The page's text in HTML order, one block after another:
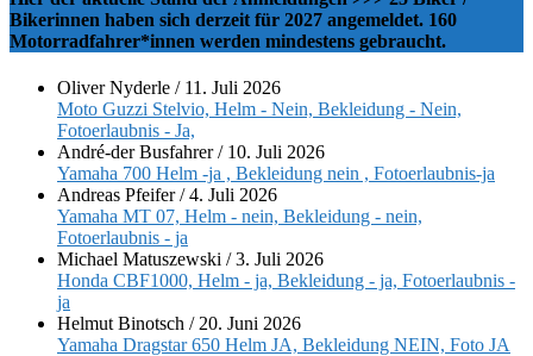
Bikerinnen haben sich derzeit für 2027 angemeldet. 160
Motorradfahrer*innen werden mindestens gebraucht.
Oliver Nyderle / 11. Juli 2026
Moto Guzzi Stelvio, Helm - Nein, Bekleidung - Nein,
Fotoerlaubnis - Ja,
André-der Busfahrer/ 10. Juli 2026
Yamaha 700 Helm -ja , Bekleidung nein , Fotoerlaubnis-ja
Andreas Pfeifer/4. Juli 2026
Yamaha MT 07, Helm - nein, Bekleidung - nein,
Fotoerlaubnis - ja
Michael Matuszewski /3. Juli 2026
Honda CBF1000, Helm - ja, Bekleidung - ja, Fotoerlaubnis -
ja
Helmut Binotsch / 20. Juni 2026
Yamaha Dragstar 650 Helm JA, Bekleidung NEIN, Foto JA